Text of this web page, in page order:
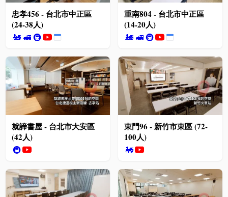
忠孝456 - 台北市中正區
(24-38人)
🚂 🚅 🚇
重南804 - 台北市中正區
(14-20人)
🚂 🚅🚇
就諦書屋 - 台北市大安區
(42人)
🚇
東門96 - 新竹市東區 (72-
100人)
🚂